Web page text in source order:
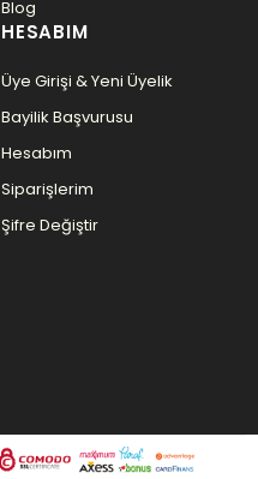
Blog
HESABIM
Üye Girişi & Yeni Üyelik
Bayilik Başvurusu
Hesabım
Siparişlerim
Şifre Değiştir